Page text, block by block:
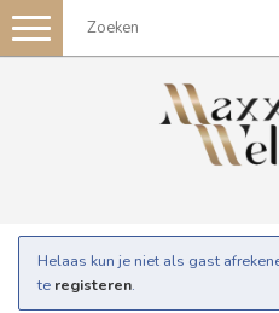
Toggle
navigation
Helaas kun je niet als gast
te registeren.